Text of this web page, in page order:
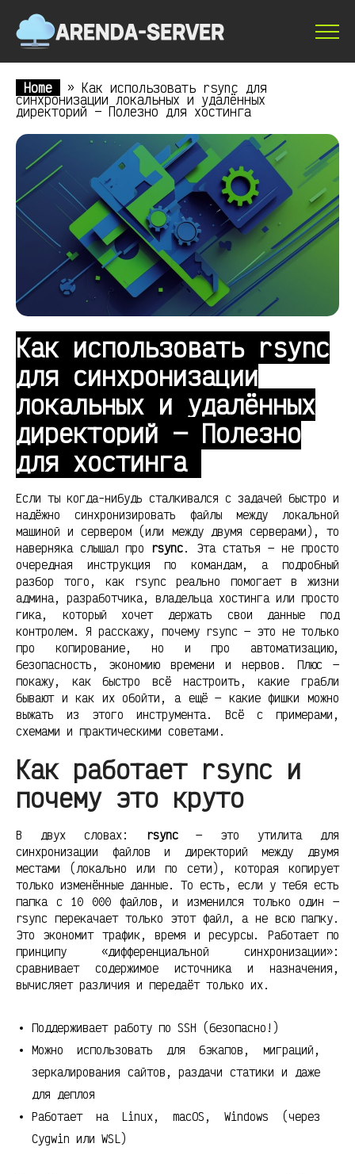
Home » Как использовать rsync для
синхронизации локальных и удалённых
директорий — Полезно для хостинга
Как использовать rsync
для синхронизации
локальных и удалённых
директорий — Полезно
для хостинга
Если ты когда-нибудь сталкивался с задачей быстро и
надёжно синхронизировать файлы между локальной
машиной и сервером (или между двумя серверами), то
наверняка слышал про rsync. Эта статья — не просто
очередная инструкция по командам, а подробный
разбор того, как rsync реально помогает в жизни
админа, разработчика, владельца хостинга или просто
гика, который хочет держать свои данные под
контролем. Я расскажу, почему rsync — это не только
про копирование, но и про автоматизацию,
безопасность, экономию времени и нервов. Плюс —
покажу, как быстро всё настроить, какие грабли
бывают и как их обойти, а ещё — какие фишки можно
выжать из этого инструмента. Всё с примерами,
схемами и практическими советами.
Как работает rsync и
почему это круто
В двух словах: rsync— это утилита для
синхронизации файлов и директорий между двумя
местами (локально или по сети), которая копирует
только изменённые данные. То есть, если у тебя есть
папка с 10 000 файлов, и изменился только один —
rsync перекачает только этот файл, а не всю папку.
Это экономит трафик, время и ресурсы. Работает по
принципу «дифференциальной синхронизации»:
сравнивает содержимое источника и назначения,
вычисляет различия и передаёт только их.
Поддерживает работу по SSH (безопасно!)
Можно использовать для бэкапов, миграций,
зеркалирования сайтов, раздачи статики и даже
для деплоя
Работает на Linux, macOS, Windows (через
Cygwin или WSL)